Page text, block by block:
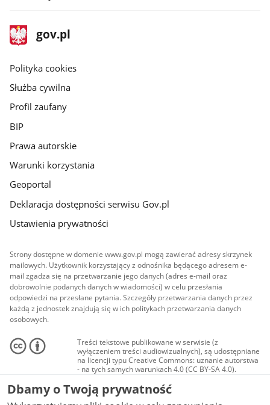
stopka
gov.pl
Strona
gov.pl
gov.pl
Polityka cookies
Służba cywilna
Profil zaufany
BIP
Prawa autorskie
Warunki korzystania
Geoportal
Deklaracja dostępności serwisu Gov.pl
Ustawienia prywatności
Strony dostępne w domenie www.gov.pl mogą zawierać adresy skrzynek
mailowych. Użytkownik korzystający z odnośnika będącego adresem e-
mail zgadza się na przetwarzanie jego danych (adres e-mail oraz
dobrowolnie podanych danych w wiadomości) w celu przesłania
odpowiedzi na przesłane pytania. Szczegóły przetwarzania danych przez
każdą z jednostek znajdują się w ich politykach przetwarzania danych
osobowych.
Treści tekstowe publikowane w serwisie (z
wyłączeniem treści audiowizualnych), są udostępniane
na licencji typu Creative Commons: uznanie autorstwa
- na tych samych warunkach 4.0 (CC BY-SA 4.0).
Materiały audiowizualne, w tym zdjęcia, materiały
audio i wideo, są udostępniane na licencji typu
Creative Commons: uznanie autorstwa użycie
Dbamy o Twoją prywatność